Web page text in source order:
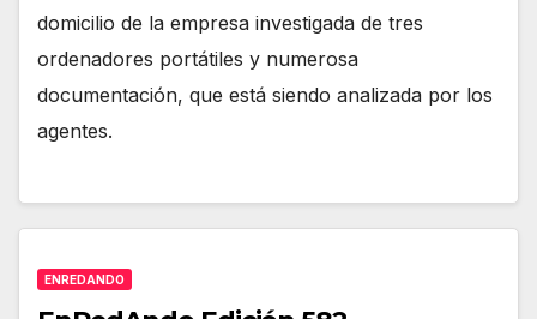
domicilio de la empresa investigada de tres
ordenadores portátiles y numerosa
documentación, que está siendo analizada por los
agentes.
ENREDANDO